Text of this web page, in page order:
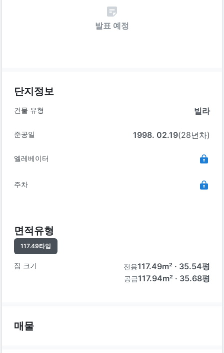
발표 예정
단지정보
건물 유형 빌라
준공일 1998. 02.19(28년차)
엘레베이터
주차
면적유형
117.49타입
집 크기 전용117.49m² · 35.54평
공급117.94m² · 35.68평
매물